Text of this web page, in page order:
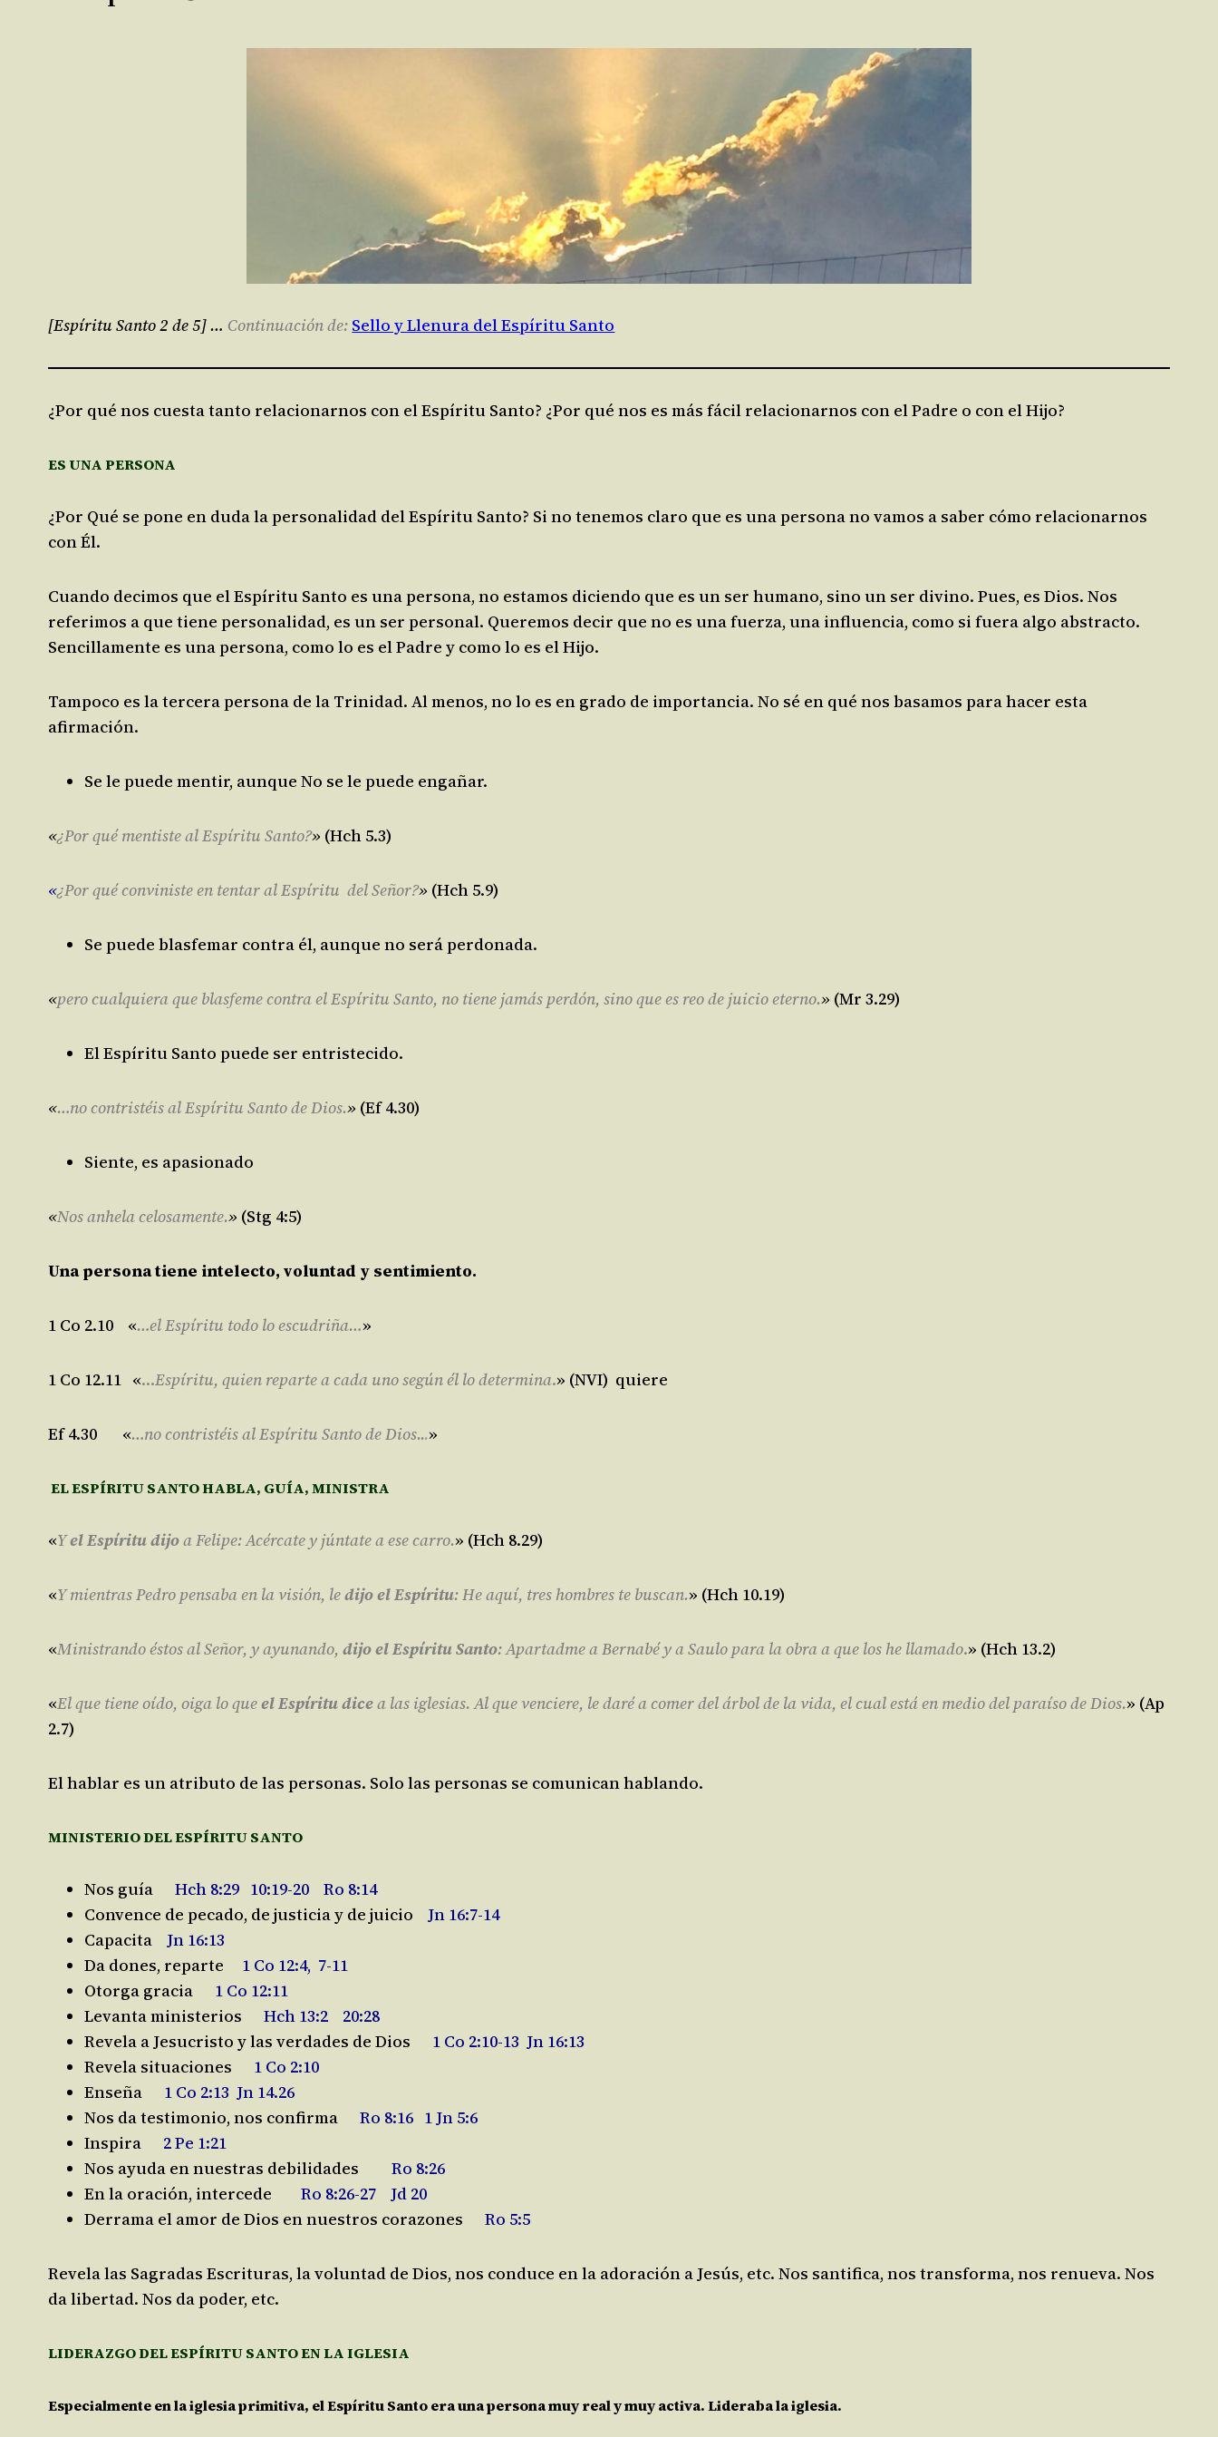
[Espíritu Santo 2 de 5] … Continuación de: Sello y Llenura del Espíritu Santo
¿Por qué nos cuesta tanto relacionarnos con el Espíritu Santo? ¿Por qué nos es más fácil relacionarnos con el Padre o con el Hijo?
ES UNA PERSONA
¿Por Qué se pone en duda la personalidad del Espíritu Santo? Si no tenemos claro que es una persona no vamos a saber cómo relacionarnos
con Él.
Cuando decimos que el Espíritu Santo es una persona, no estamos diciendo que es un ser humano, sino un ser divino. Pues, es Dios. Nos
referimos a que tiene personalidad, es un ser personal. Queremos decir que no es una fuerza, una influencia, como si fuera algo abstracto.
Sencillamente es una persona, como lo es el Padre y como lo es el Hijo.
Tampoco es la tercera persona de la Trinidad. Al menos, no lo es en grado de importancia. No sé en qué nos basamos para hacer esta
afirmación.
Se le puede mentir, aunque No se le puede engañar.
«¿Por qué mentiste al Espíritu Santo?» (Hch 5.3)
«¿Por qué conviniste en tentar al Espíritu del Señor?» (Hch 5.9)
Se puede blasfemar contra él, aunque no será perdonada.
«pero cualquiera que blasfeme contra el Espíritu Santo, no tiene jamás perdón, sino que es reo de juicio eterno.» (Mr 3.29)
El Espíritu Santo puede ser entristecido.
«…no contristéis al Espíritu Santo de Dios.» (Ef 4.30)
Siente, es apasionado
«Nos anhela celosamente.» (Stg 4:5)
Una persona tieneintelecto, voluntad y sentimiento.
1 Co 2.10 «…el Espíritu todo lo escudriña…»
1 Co 12.11 «…Espíritu, quien reparte a cada uno según él lo determina.» (NVI) quiere
Ef 4.30 «…no contristéis al Espíritu Santo de Dios...»
EL ESPÍRITU SANTO HABLA, GUÍA, MINISTRA
«Yel Espíritu dijoa Felipe: Acércate y júntate a ese carro.» (Hch 8.29)
«Y mientras Pedro pensaba en la visión, ledijo el Espíritu: He aquí, tres hombres te buscan.» (Hch 10.19)
«Ministrando éstos al Señor, y ayunando,dijo el Espíritu Santo: Apartadme a Bernabé y a Saulo para la obra a que los he llamado.» (Hch 13.2)
«El que tiene oído, oiga lo queel Espíritu dicea las iglesias. Al que venciere, le daré a comer del árbol de la vida, el cual está en medio del paraíso de Dios.» (Ap
2.7)
El hablar es un atributo de las personas. Solo las personas se comunican hablando.
MINISTERIO DEL ESPÍRITU SANTO
Nos guía
Hch 8:29 10:19-20 Ro 8:14
Convence de pecado, de justicia y de juicio Jn 16:7-14
Capacita
Jn 16:13
Da dones, reparte 1 Co 12:4, 7-11
Otorga gracia 1 Co 12:11
Levanta ministerios
Hch 13:2 20:28
Revela a Jesucristo y las verdades de Dios
1 Co 2:10-13 Jn 16:13
Revela situaciones
1 Co 2:10
Enseña
1 Co 2:13 Jn 14.26
Nos da testimonio, nos confirma Ro 8:16 1 Jn 5:6
Inspira
2 Pe 1:21
Nos ayuda en nuestras debilidades Ro 8:26
En la oración, intercede
Ro 8:26-27 Jd 20
Derrama el amor de Dios en nuestros corazones
Ro 5:5
Revela las Sagradas Escrituras, la voluntad de Dios, nos conduce en la adoración a Jesús, etc. Nos santifica, nos transforma, nos renueva. Nos
da libertad. Nos da poder, etc.
LIDERAZGO DEL ESPÍRITU SANTO EN LA IGLESIA
Especialmente en la iglesia primitiva, el Espíritu Santo era una persona muy real y muy activa. Lideraba la iglesia.